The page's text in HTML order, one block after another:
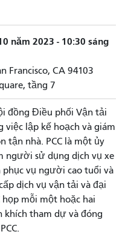
năm 2023 - 10:30 sáng
Francisco, CA 94103
tầng 7
đồng Điều phối Vận tải
việc lập kế hoạch và giám
tận nhà. PCC là một ủy
người sử dụng dịch vụ xe
phục vụ người cao tuổi và
dịch vụ vận tải và đại
họp mỗi một hoặc hai
khích tham dự và đóng